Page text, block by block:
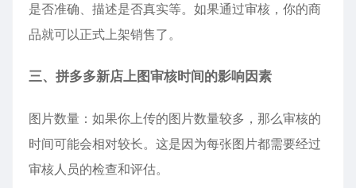
是否准确、描述是否真实等。如果通过审核，你的商
品就可以正式上架销售了。
三、拼多多新店上图审核时间的影响因素
图片数量：如果你上传的图片数量较多，那么审核的
时间可能会相对较长。这是因为每张图片都需要经过
审核人员的检查和评估。